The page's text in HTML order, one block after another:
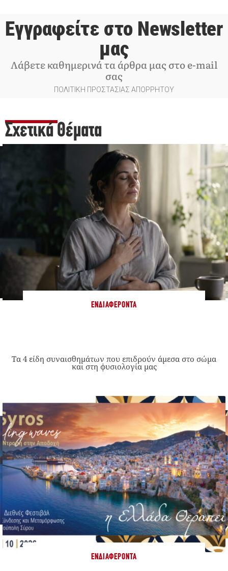
Εγγραφείτε στο Newsletter
μας
Λάβετε καθημερινά τα άρθρα μας στο e-mail
σας
ΠΟΛΙΤΙΚΗ ΠΡΟΣΤΑΣΙΑΣ ΑΠΟΡΡΗΤΟΥ
Σχετικά Θέματα
ΕΝΔΙΑΦΈΡΟΝΤΑ
Τα 4 είδη συναισθημάτων που επιδρούν άμεσα στο σώμα
και στη φυσιολογία μας
ΕΝΔΙΑΦΈΡΟΝΤΑ